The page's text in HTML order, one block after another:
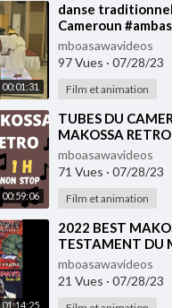
00:01:31
⁣danse
Cameroun
mboasawavideos
97 Vues · 07/28/23
Film et animation
00:59:06
⁣TUBES DU
MAKOSSA
mboasawavideos
71 Vues · 07/28/23
Film et animation
01:14:25
⁣2022 BEST
TESTAMENT DU
NONSTOP VOL-
#cameroun #africa
mboasawavideos
21 Vues · 07/28/23